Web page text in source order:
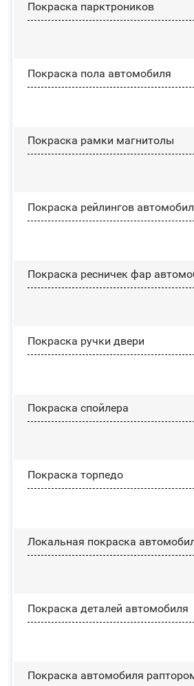
Покраска парктроников
Покраска пола автомобиля
Покраска рамки магнитолы
Покраска рейлингов
Покраска ресничек фар
Покраска ручки двери
Покраска спойлера
Покраска торпедо
Локальная покраска
Покраска деталей автомобиля
Покраска автомобиля